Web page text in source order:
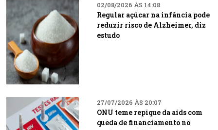
02/08/2026 ÀS 14:08
Regular açúcar na infância pode
reduzir risco de Alzheimer, diz
estudo
27/07/2026 ÀS 20:07
ONU teme repique da aids com
queda de financiamento no